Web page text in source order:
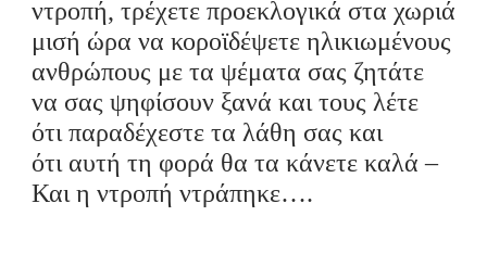
ντροπή, τρέχετε προεκλογικά στα χωριά
μισή ώρα να κοροϊδέψετε ηλικιωμένους
ανθρώπους με τα ψέματα σας ζητάτε
να σας ψηφίσουν ξανά και τους λέτε
ότιπαραδέχεστε τα λάθη σας και
ότι αυτή τη φορά θα τα κάνετε καλά –
Και η ντροπή ντράπηκε….